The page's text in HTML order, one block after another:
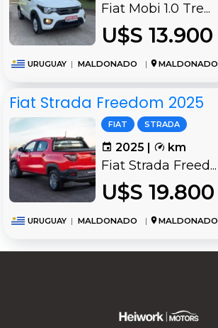
Fiat Mobi 1.0 Tre...
U$S 13.900
URUGUAY | MALDONADO | MALDONADO
Fiat Strada Freedom 2025
FIAT STRADA
2025 | km
Fiat Strada Freed...
U$S 19.800
URUGUAY | MALDONADO | MALDONADO